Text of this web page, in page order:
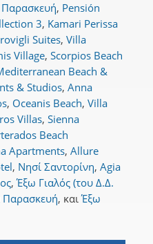
Παρασκευή, Pensión
3, Kamari Perissa
Suites, Villa
Village, Scorpios Beach
Beach &
& Studios, Anna
, Oceanis Beach, Villa
Villas, Sienna
Beach
Apartments, Allure
, Νησί Σαντορίνη, Agia
,Έξω Γιαλός (του Δ.Δ.
Παρασκευή, καιΈξω